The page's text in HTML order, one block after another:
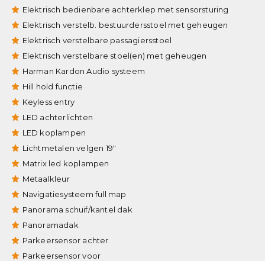
Elektrisch bedienbare achterklep met sensorsturing
Elektrisch verstelb. bestuurdersstoel met geheugen
Elektrisch verstelbare passagiersstoel
Elektrisch verstelbare stoel(en) met geheugen
Harman Kardon Audio systeem
Hill hold functie
Keyless entry
LED achterlichten
LED koplampen
Lichtmetalen velgen 19"
Matrix led koplampen
Metaalkleur
Navigatiesysteem full map
Panorama schuif/kantel dak
Panoramadak
Parkeersensor achter
Parkeersensor voor